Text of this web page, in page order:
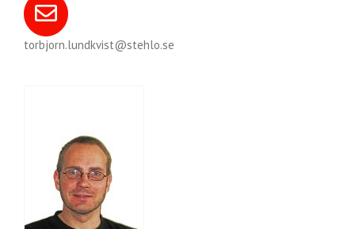
torbjorn.lundkvist@stehlo.se